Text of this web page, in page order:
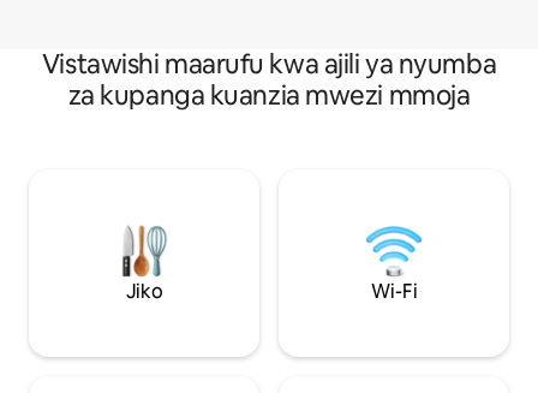
Vistawishi maarufu kwa ajili ya nyumba
za kupanga kuanzia mwezi mmoja
Jiko Wi-Fi